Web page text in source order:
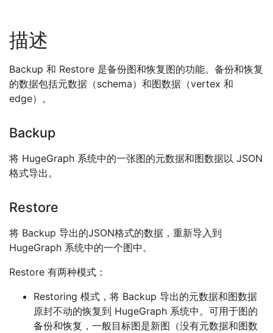
描述
Backup 和 Restore 是备份图和恢复图的功能。备份和恢复
的数据包括元数据（schema）和图数据（vertex 和
edge）。
Backup
将 HugeGraph 系统中的一张图的元数据和图数据以 JSON
格式导出。
Restore
将 Backup 导出的JSON格式的数据，重新导入到
HugeGraph 系统中的一个图中。
Restore 有两种模式：
Restoring 模式，将 Backup 导出的元数据和图数据
原封不动的恢复到 HugeGraph 系统中。可用于图的
备份和恢复，一般目标图是新图（没有元数据和图数